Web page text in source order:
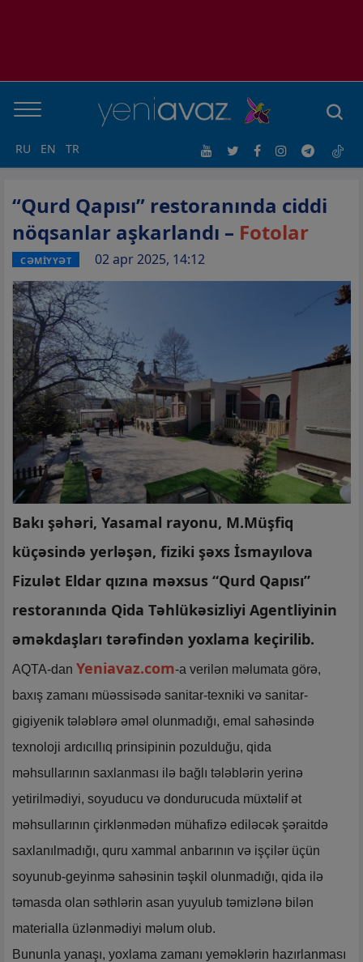
RU EN TR
“Qurd Qapısı” restoranında ciddi
nöqsanlar aşkarlandı – Fotolar
CƏMİYYƏT 02 apr 2025, 14:12
Bakı şəhəri, Yasamal rayonu, M.Müşfiq
küçəsində yerləşən, fiziki şəxs İsmayılova
Fizulət Eldar qızına məxsus “Qurd Qapısı”
restoranında Qida Təhlükəsizliyi Agentliyinin
əməkdaşları tərəfindən yoxlama keçirilib.
AQTA-dan Yeniavaz.com-a verilən məlumata görə,
baxış zamanı müəssisədə sanitar-texniki və sanitar-
gigiyenik tələblərə əməl olunmadığı, emal sahəsində
texnoloji ardıcıllıq prinsipinin pozulduğu, qida
məhsullarının saxlanması ilə bağlı tələblərin yerinə
yetirilmədiyi, soyuducu və dondurucuda müxtəlif ət
məhsullarının çirklənmədən mühafizə ediləcək şəraitdə
saxlanılmadığı, quru xammal anbarının və işçilər üçün
soyunub-geyinmə sahəsinin təşkil olunmadığı, qida ilə
təmasda olan səthlərin asan yuyulub təmizlənə bilən
materialla üzlənmədiyi məlum olub.
Bununla yanaşı, yoxlama zamanı yeməklərin hazırlanması